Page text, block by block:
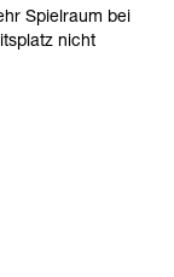
die in
mit
den
bevor
Aktivität
Spielraum bei
nicht